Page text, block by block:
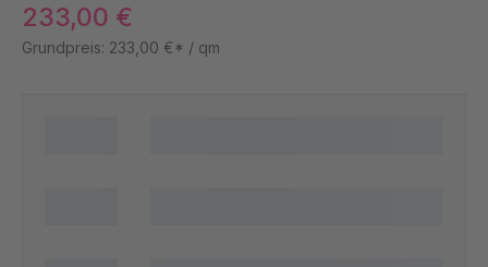
233,00 €
Grundpreis: 233,00 €* / qm